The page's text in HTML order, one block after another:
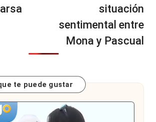
situación
sentimental entre
Mona y Pascual
te puede gustar